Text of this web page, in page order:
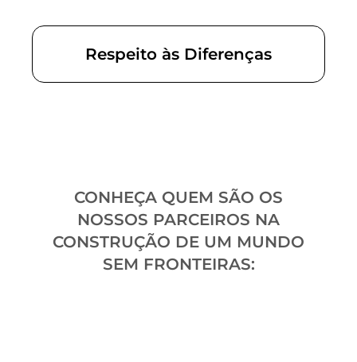
Respeito às Diferenças
CONHEÇA QUEM SÃO OS
NOSSOS PARCEIROS NA
CONSTRUÇÃO DE UM MUNDO
SEM FRONTEIRAS: